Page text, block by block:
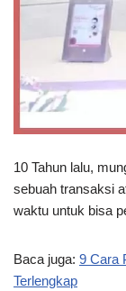
10 Tahun lalu,
sebuah transaksi
waktu untuk bisa
Baca juga: 9 Cara
Terlengkap